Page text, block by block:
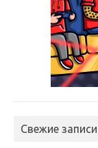
Свежие записи